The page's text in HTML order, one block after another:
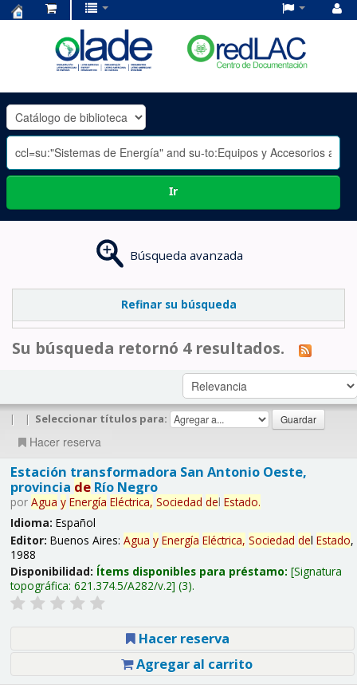
OLADE
-
Ir
Búsqueda avanzada
Refinar su búsqueda
Su búsqueda retornó 4 resultados.
| | Seleccionar títulos para:
Hacer reserva
Estación transformadora San Antonio Oeste,
provincia deRío Negro
por Agua y Energía Eléctrica, Sociedad del Estado.
Idioma: Español
Editor: Buenos Aires: Agua y Energía Eléctrica, Sociedad del Estado,
1988
Disponibilidad: Ítems disponibles para préstamo: Signatura
topográfica: 621.374.5/A282/v.2 (3).
Hacer reserva
Agregar al carrito